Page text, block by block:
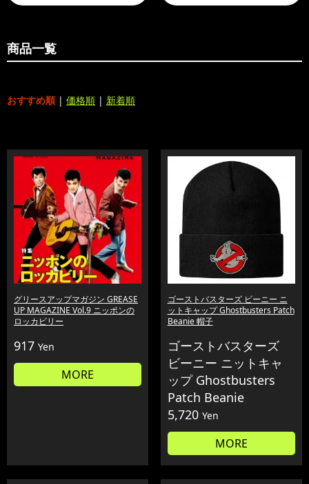
商品一覧
おすすめ順 | 価格順 | 新着順
グリースアップマガジン GREASE
UP MAGAZINE Vol.9 ニッポンの
ロッカビリー
917 Yen
MORE
ゴーストバスターズ ビーニー ニ
ットキャップ Ghostbusters Patch
Beanie 帽子
ゴーストバスターズ
ビーニー ニットキャ
ップ Ghostbusters
Patch Beanie
5,720 Yen
MORE